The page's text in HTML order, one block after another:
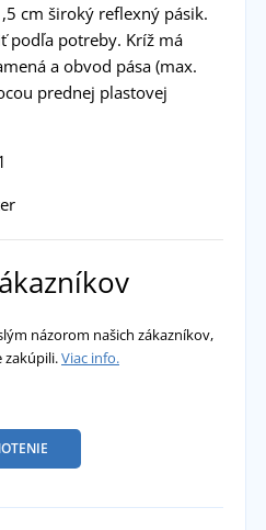
cm široký reflexný pásik.
podľa potreby. Kríž má
a obvod pása (max.
prednej plastovej
názorom našich zákazníkov,
Viac info.